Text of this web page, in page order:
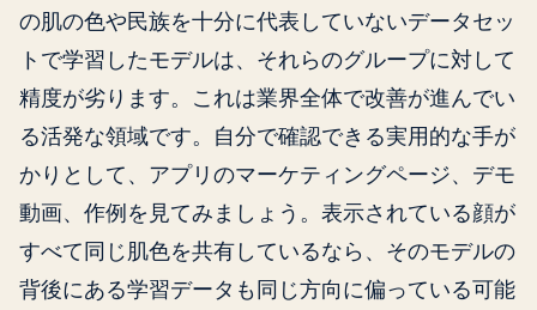
の肌の色や民族を十分に代表していないデータセッ
トで学習したモデルは、それらのグループに対して
精度が劣ります。これは業界全体で改善が進んでい
る活発な領域です。自分で確認できる実用的な手が
かりとして、アプリのマーケティングページ、デモ
動画、作例を見てみましょう。表示されている顔が
すべて同じ肌色を共有しているなら、そのモデルの
背後にある学習データも同じ方向に偏っている可能